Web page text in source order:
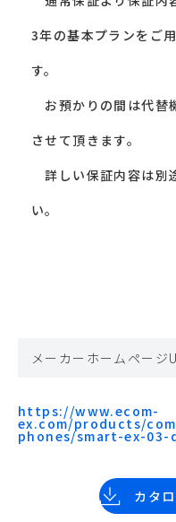
3年の基本プランをご
す。
お預かりの間は代替
させて頂きます。
詳しい保証内容は別
い。
メーカーホームページ
https://www.ecom-
ex.com/products/
phones/smart-ex-03-
カタ